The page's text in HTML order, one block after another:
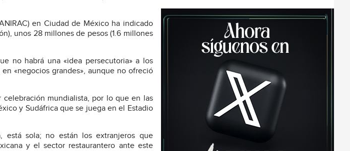
en Ciudad de México ha indicado
unos 28 millones de pesos (1.6 millones
no habrá una «idea persecutoria» a los
«negocios grandes», aunque no ofreció
mundialista, por lo que en las
y Sudáfrica que se juega en el Estadio
está sola; no están los extranjeros que
y el sector restaurantero ante este